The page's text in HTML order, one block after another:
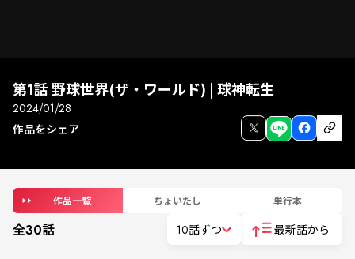
全画面
第1話 野球世界(ザ・ワールド) | 球神転生
2024/01/28
作品をシェア
作品一覧 ちょいたし 単行本
全30話 10話ずつ 最新話から